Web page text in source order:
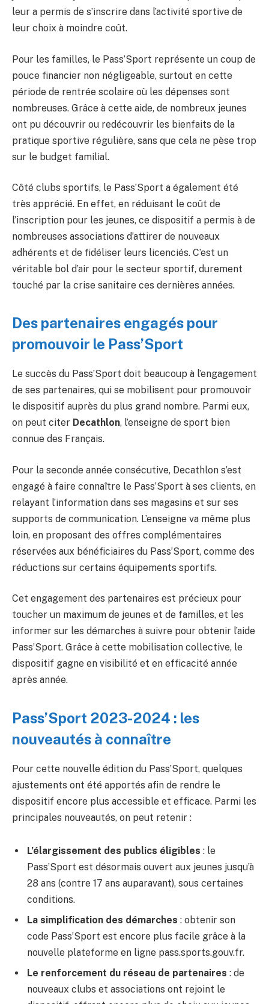
leur a permis de s’inscrire dans l’activité sportive de
leur choix à moindre coût.
Pour les familles, le Pass’Sport représente un coup de
pouce financier non négligeable, surtout en cette
période de rentrée scolaire où les dépenses sont
nombreuses. Grâce à cette aide, de nombreux jeunes
ont pu découvrir ou redécouvrir les bienfaits de la
pratique sportive régulière, sans que cela ne pèse trop
sur le budget familial.
Côté clubs sportifs, le Pass’Sport a également été
très apprécié. En effet, en réduisant le coût de
l’inscription pour les jeunes, ce dispositif a permis à de
nombreuses associations d’attirer de nouveaux
adhérents et de fidéliser leurs licenciés. C’est un
véritable bol d’air pour le secteur sportif, durement
touché par la crise sanitaire ces dernières années.
Des partenaires engagés pour
promouvoir le Pass’Sport
Le succès du Pass’Sport doit beaucoup à l’engagement
de ses partenaires, qui se mobilisent pour promouvoir
le dispositif auprès du plus grand nombre. Parmi eux,
on peut citer Decathlon, l’enseigne de sport bien
connue des Français.
Pour la seconde année consécutive, Decathlon s’est
engagé à faire connaître le Pass’Sport à ses clients, en
relayant l’information dans ses magasins et sur ses
supports de communication. L’enseigne va même plus
loin, en proposant des offres complémentaires
réservées aux bénéficiaires du Pass’Sport, comme des
réductions sur certains équipements sportifs.
Cet engagement des partenaires est précieux pour
toucher un maximum de jeunes et de familles, et les
informer sur les démarches à suivre pour obtenir l’aide
Pass’Sport. Grâce à cette mobilisation collective, le
dispositif gagne en visibilité et en efficacité année
après année.
Pass’Sport 2023-2024 : les
nouveautés à connaître
Pour cette nouvelle édition du Pass’Sport, quelques
ajustements ont été apportés afin de rendre le
dispositif encore plus accessible et efficace. Parmi les
principales nouveautés, on peut retenir :
L’élargissement des publics éligibles : le
Pass’Sport est désormais ouvert aux jeunes jusqu’à
28 ans (contre 17 ans auparavant), sous certaines
conditions.
La simplification des démarches : obtenir son
code Pass’Sport est encore plus facile grâce à la
nouvelle plateforme en ligne pass.sports.gouv.fr.
Le renforcement du réseau de partenaires : de
nouveaux clubs et associations ont rejoint le